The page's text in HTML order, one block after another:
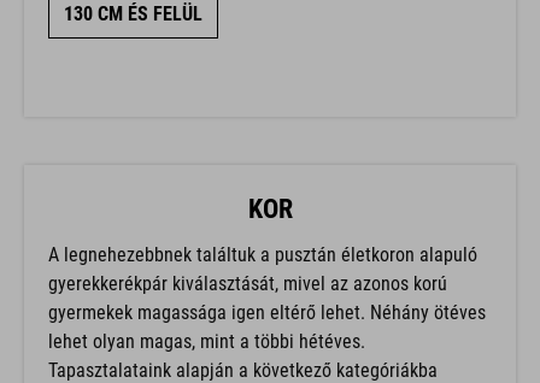
130 CM ÉS FELÜL
KOR
A legnehezebbnek találtuk a pusztán életkoron alapuló
gyerekkerékpár kiválasztását, mivel az azonos korú
gyermekek magassága igen eltérő lehet. Néhány ötéves
lehet olyan magas, mint a többi hétéves.
Tapasztalataink alapján a következő kategóriákba